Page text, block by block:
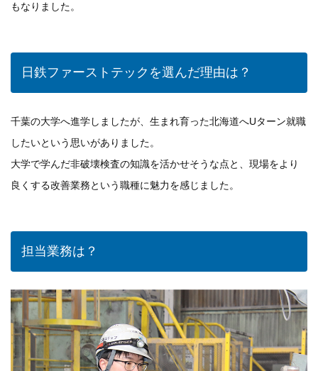
もなりました。
日鉄ファーストテックを選んだ理由は？
千葉の大学へ進学しましたが、生まれ育った北海道へUターン就職
したいという思いがありました。
大学で学んだ非破壊検査の知識を活かせそうな点と、現場をより
良くする改善業務という職種に魅力を感じました。
担当業務は？